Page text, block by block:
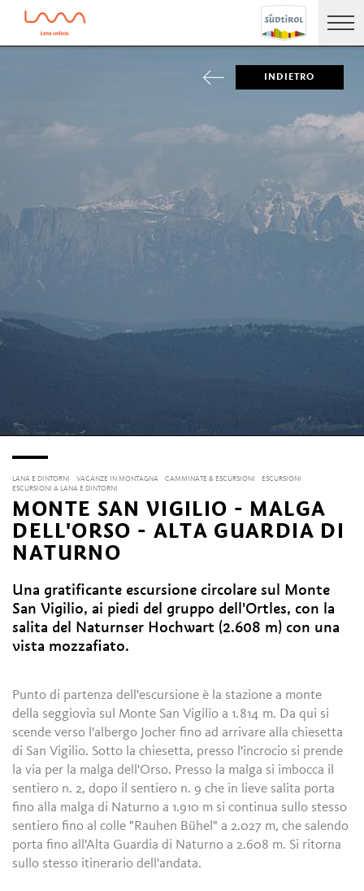
INDIETRO
LANA E DINTORNI VACANZE IN MONTAGNA CAMMINATE & ESCURSIONI
ESCURSIONI
ESCURSIONI A LANA E DINTORNI
MONTE SAN VIGILIO - MALGA
DELL'ORSO - ALTA GUARDIA DI
NATURNO
Una gratificante escursione circolare sul Monte
San Vigilio, ai piedi del gruppo dell'Ortles, con la
salita del Naturnser Hochwart (2.608 m) con una
vista mozzafiato.
Punto di partenza dell'escursione è la stazione a monte
della seggiovia sul Monte San Vigilio a 1.814 m. Da qui si
scende verso l'albergo Jocher fino ad arrivare alla chiesetta
di San Vigilio. Sotto la chiesetta, presso l'incrocio si prende
la via per la malga dell'Orso. Presso la malga si imbocca il
sentiero n. 2, dopo il sentiero n. 9 che in lieve salita porta
fino alla malga di Naturno a 1.910 m si continua sullo stesso
sentiero fino al colle "Rauhen Bühel" a 2.027 m, che salendo
porta fino all'Alta Guardia di Naturno a 2.608 m. Si ritorna
sullo stesso itinerario dell'andata.